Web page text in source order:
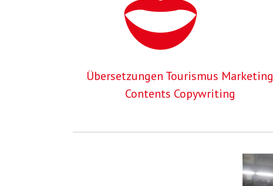
Übersetzungen Tourismus Marketing
Contents Copywriting